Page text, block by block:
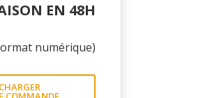
EN 48H
numérique)